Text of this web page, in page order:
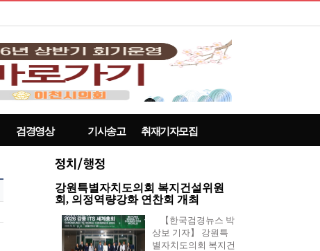
검경영상 기사송고 취재기자모집
강원특별자치도의회 복지건설위원
회, 의정역량강화 연찬회 개최
【한국검경뉴스 박
상보 기자】 강원특
별자치도의회 복지건